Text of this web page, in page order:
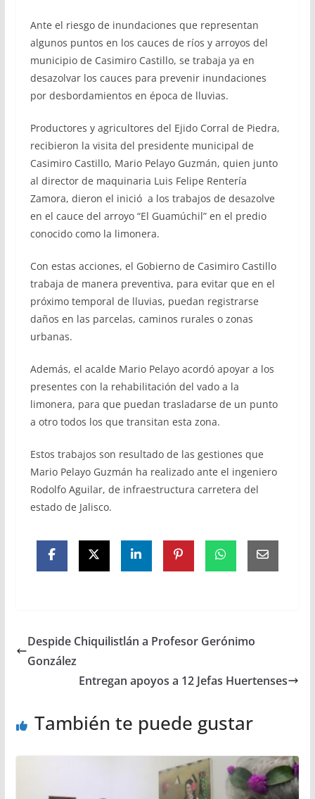
Ante el riesgo de inundaciones que representan
algunos puntos en los cauces de ríos y arroyos del
municipio de Casimiro Castillo, se trabaja ya en
desazolvar los cauces para prevenir inundaciones
por desbordamientos en época de lluvias.
Productores y agricultores del Ejido Corral de Piedra,
recibieron la visita del presidente municipal de
Casimiro Castillo, Mario Pelayo Guzmán, quien junto
al director de maquinaria Luis Felipe Rentería
Zamora, dieron el inició a los trabajos de desazolve
en el cauce del arroyo “El Guamúchil” en el predio
conocido como la limonera.
Con estas acciones, el Gobierno de Casimiro Castillo
trabaja de manera preventiva, para evitar que en el
próximo temporal de lluvias, puedan registrarse
daños en las parcelas, caminos rurales o zonas
urbanas.
Además, el acalde Mario Pelayo acordó apoyar a los
presentes con la rehabilitación del vado a la
limonera, para que puedan trasladarse de un punto
a otro todos los que transitan esta zona.
Estos trabajos son resultado de las gestiones que
Mario Pelayo Guzmán ha realizado ante el ingeniero
Rodolfo Aguilar, de infraestructura carretera del
estado de Jalisco.
Despide Chiquilistlán a Profesor Gerónimo
González
Entregan apoyos a 12 Jefas Huertenses
También te puede gustar